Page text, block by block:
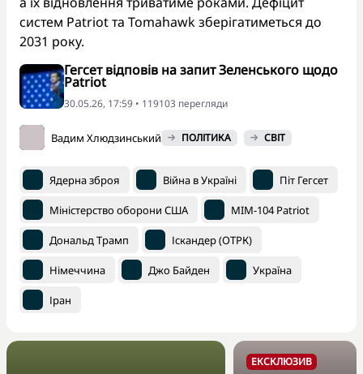
систем Patriot та Tomahawk зберігатиметься до
2031 року.
Гегсет відповів на запит Зеленського щодо
Patriot
30.05.26, 17:59 • 119103 перегляди
Вадим Хлюдзинський ПОЛІТИКА СВІТ
Ядерна зброя Війна в Україні Піт Гегсет
Міністерство оборони США MIM-104 Patriot
Дональд Трамп Іскандер (ОТРК)
Німеччина Джо Байден Україна
Іран
ЕКСКЛЮЗИВ